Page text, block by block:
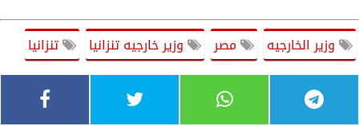
وزير الخارجيه مصر وزير خارجيه تنزانيا تنزانيا